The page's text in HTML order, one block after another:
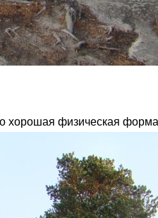
хорошая физическая